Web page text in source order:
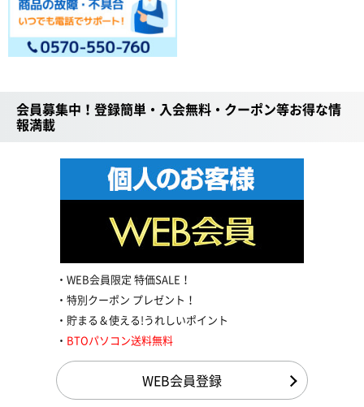
会員募集中！登録簡単・入会無料・クーポン等お得な情
報満載
WEB会員限定 特価SALE！
特別クーポン プレゼント！
貯まる＆使える!うれしいポイント
BTOパソコン送料無料
WEB会員登録